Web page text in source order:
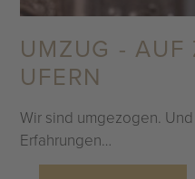
UMZUG - AUF
UFERN
Wir sind umgezogen.
Erfahrungen…